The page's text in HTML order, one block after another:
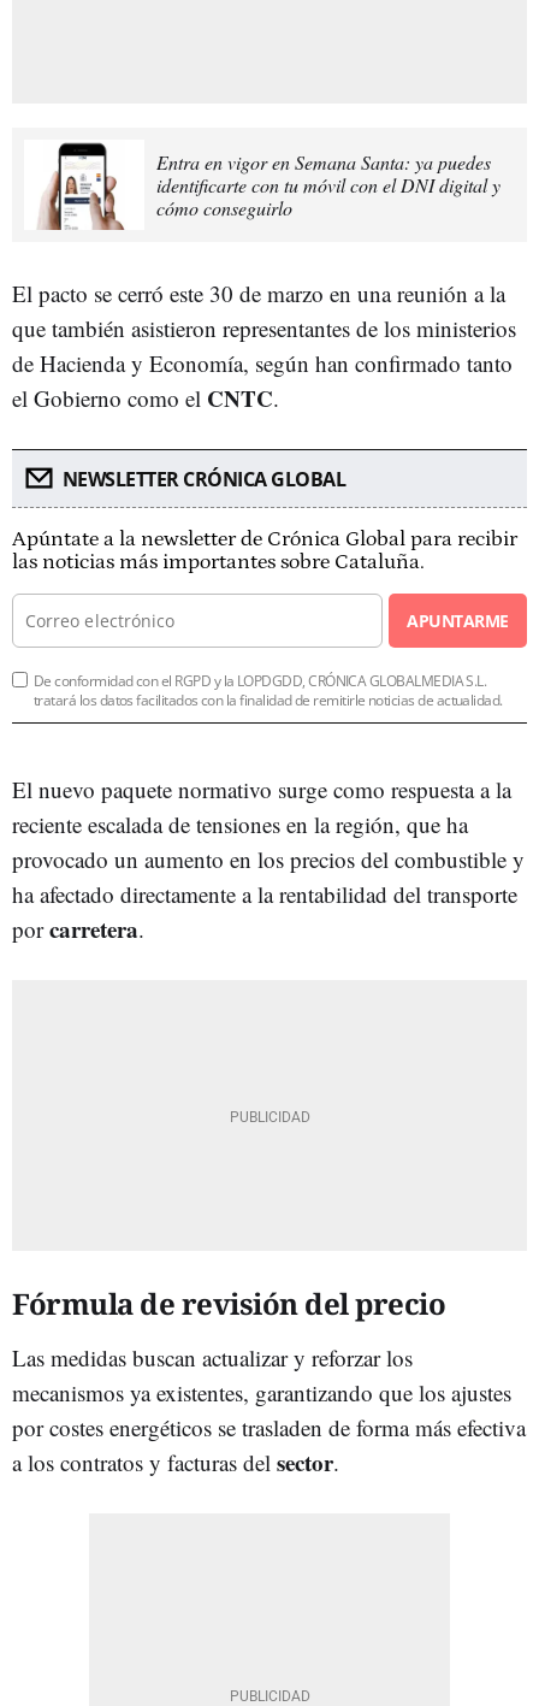
Entra en vigor en Semana Santa: ya puedes
identificarte con tu móvil con el DNI digital y
cómo conseguirlo
El pacto se cerró este 30 de marzo en una reunión a la
que también asistieron representantes de los ministerios
de Hacienda y Economía, según han confirmado tanto
el Gobierno como el CNTC.
NEWSLETTER CRÓNICA GLOBAL
Apúntate a la newsletter de Crónica Global para recibir
las noticias más importantes sobre Cataluña.
APUNTARME
De conformidad con el RGPD y la LOPDGDD, CRÓNICA GLOBALMEDIA S.L.
tratará los datos facilitados con la finalidad de remitirle noticias de actualidad.
El nuevo paquete normativo surge como respuesta a la
reciente escalada de tensiones en la región, que ha
provocado un aumento en los precios del combustible y
ha afectado directamente a la rentabilidad del transporte
porcarretera.
Fórmula de revisión del precio
Las medidas buscan actualizar y reforzar los
mecanismos ya existentes, garantizando que los ajustes
por costes energéticos se trasladen de forma más efectiva
a los contratos y facturas del sector.